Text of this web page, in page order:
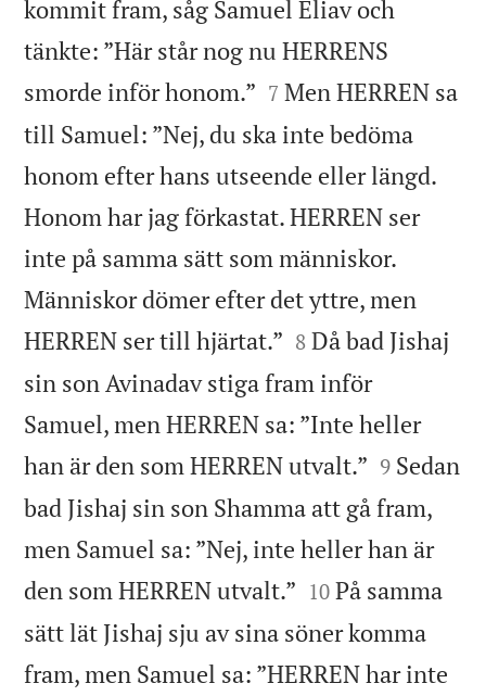
kommit fram, såg Samuel Eliav och
tänkte: ”Här står nog nu HERRENS
smorde inför honom.” 

7 Men HERREN sa
till Samuel: ”Nej, du ska inte bedöma
honom efter hans utseende eller längd.
Honom har jag förkastat. HERREN ser
inte på samma sätt som människor.
Människor dömer efter det yttre, men
HERREN ser till hjärtat.” 

8 Då bad Jishaj
sin son Avinadav stiga fram inför
Samuel, men HERREN sa: ”Inte heller
han är den som HERREN utvalt.” 

9 Sedan
bad Jishaj sin son Shamma att gå fram,
men Samuel sa: ”Nej, inte heller han är
den som HERREN utvalt.” 

10 På samma
sätt lät Jishaj sju av sina söner komma
fram, men Samuel sa: ”HERREN har inte